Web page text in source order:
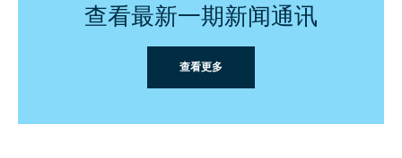
查看最新一期新闻通讯
查看更多